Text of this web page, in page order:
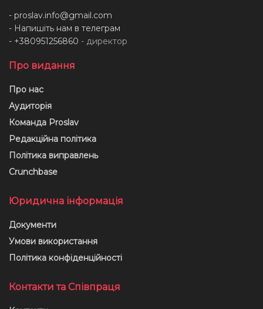
- proslav.info@gmail.com
- Напишіть нам в телеграм
- +380951256860 - директор
Про видання
Про нас
Аудиторія
Команда Proslav
Редакційна політика
Політика виправлень
Crunchbase
Юридична інформація
Документи
Умови використання
Політика конфіденційності
Контакти та Співпраця